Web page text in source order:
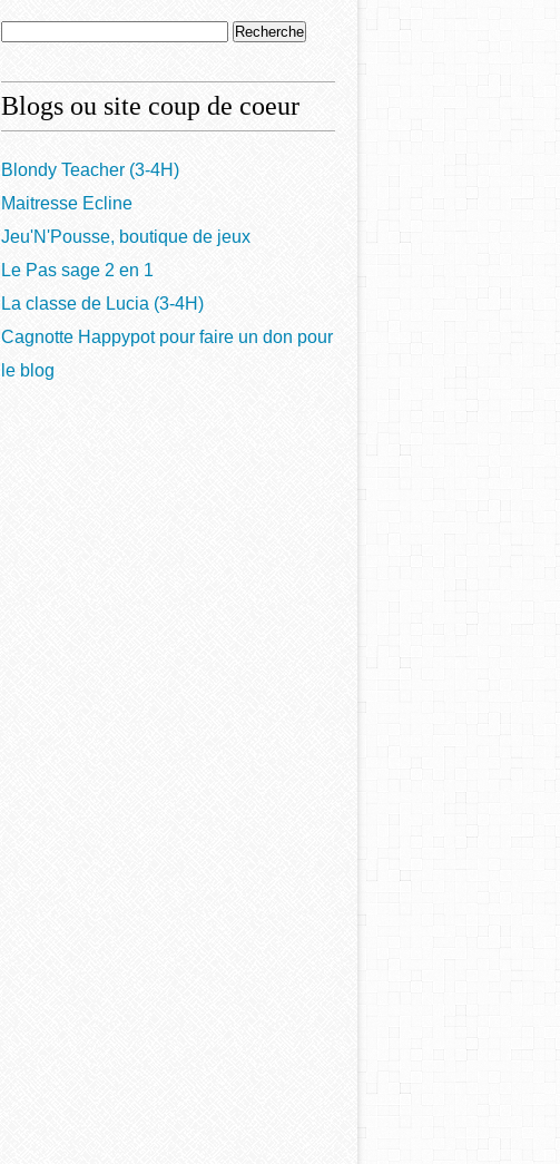
Blogs ou site coup de coeur
Blondy Teacher (3-4H)
Maitresse Ecline
Jeu'N'Pousse, boutique de jeux
Le Pas sage 2 en 1
La classe de Lucia (3-4H)
Cagnotte Happypot pour faire un don pour
le blog